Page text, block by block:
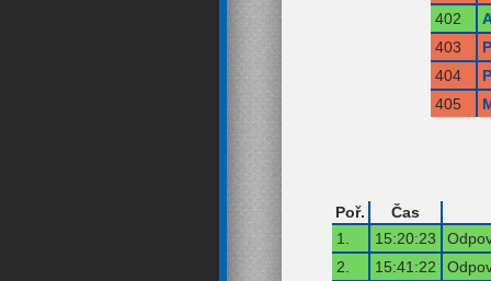
402
403
404
405
Poř.
Čas
1.
15:20:23
2.
15:41:22